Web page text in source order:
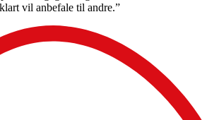
vil anbefale til andre.”